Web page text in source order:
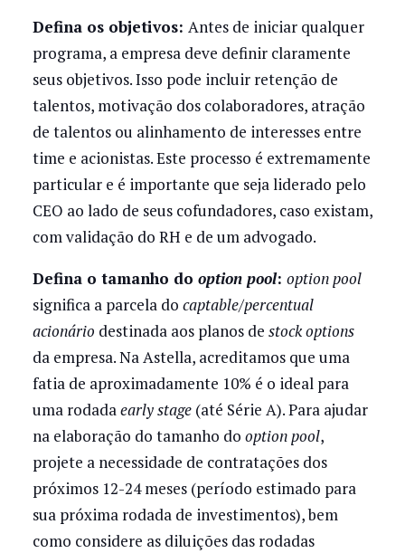
Defina os objetivos: Antes de iniciar qualquer
programa, a empresa deve definir claramente
seus objetivos. Isso pode incluir retenção de
talentos, motivação dos colaboradores, atração
de talentos ou alinhamento de interesses entre
time e acionistas. Este processo é extremamente
particular e é importante que seja liderado pelo
CEO ao lado de seus cofundadores, caso existam,
com validação do RH e de um advogado.
Defina o tamanho do option pool: option pool
significa a parcela do captable/percentual
acionário destinada aos planos de stock options
da empresa. Na Astella, acreditamos que uma
fatia de aproximadamente 10% é o ideal para
uma rodadaearly stage (até Série A). Para ajudar
na elaboração do tamanho do option pool,
projete a necessidade de contratações dos
próximos 12-24 meses (período estimado para
sua próxima rodada de investimentos), bem
como considere as diluições das rodadas